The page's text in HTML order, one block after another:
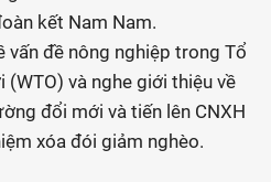
kết Nam Nam.
vấn đề nông nghiệp trong Tổ
và nghe giới thiệu về
đổi mới và tiến lên CNXH
xóa đói giảm nghèo.